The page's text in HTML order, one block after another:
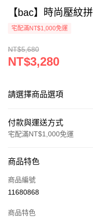
【bac】時尚壓紋
宅配滿NT$1,000免運
NT$5,680
NT$3,280
請選擇商品選項
付款與運送方式
宅配滿NT$1,000免運
信用卡一次付款
LINE Pay
商品特色
商品編號
11680868
商品特色